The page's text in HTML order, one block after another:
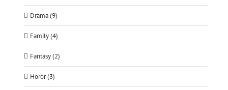
Drama (9)
Family (4)
Fantasy (2)
Horor (3)